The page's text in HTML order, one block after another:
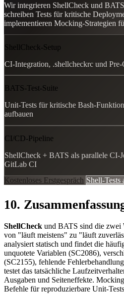
Wir integrieren ShellCheck und
schreiben Tests für kritische
implementieren Mocking-Strategien
ShellCheck-Setup
CI-Integration, .shellcheckrc und
BATS-Test-Suite
Unit-Tests für kritische Bash-
aufbauen
CI/CD-Pipeline
ShellCheck + BATS als parallele CI-
GitLab CI
Kostenloses Erstgespräch Shell-Tests
10.
ShellCheck und BATS sind die zwei
von "läuft meistens" zu "läuft
analysiert statisch und findet die
unquotete Variablen (SC2086),
(SC2155), fehlende
testet das tatsächliche
Ausgaben und Seiteneffekte.
Befehle für reproduzierbare Unit-